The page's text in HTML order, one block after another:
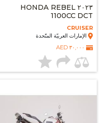
٢٠٢٣ HONDA REBEL
1100CC DCT
CRUISER
الإمارات العربيّة المتّحدة
٣٠,٠٠٠ AED